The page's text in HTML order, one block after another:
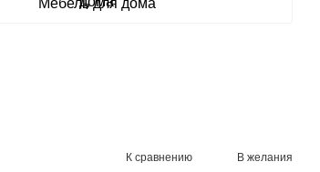
Мебель для дома
К сравнению В желания